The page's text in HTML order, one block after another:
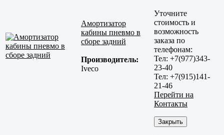
Амортизатор
кабины пневмо в
сборе задний
Производитель:
Iveco
Уточните
стоимость и
возможность
заказа по
телефонам:
Тел: +7(977)343-
23-40
Тел: +7(915)141-
21-46
Перейти на
Контакты
Закрыть